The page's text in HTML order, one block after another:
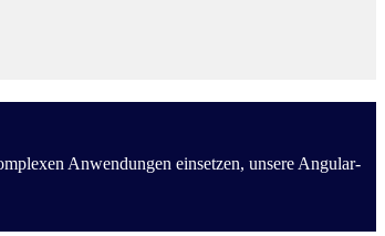
Anwendungen einsetzen, unsere Angular-